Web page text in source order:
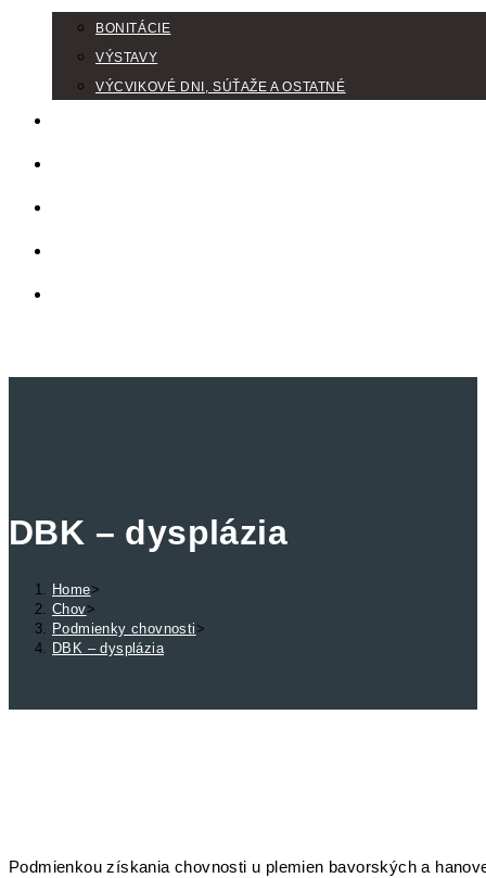
BONITÁCIE
VÝSTAVY
VÝCVIKOVÉ DNI, SÚŤAŽE A OSTATNÉ
DBK – dysplázia
Home>
Chov>
Podmienky chovnosti >
DBK – dysplázia
Podmienkou získania chovnosti u plemien bavorských a